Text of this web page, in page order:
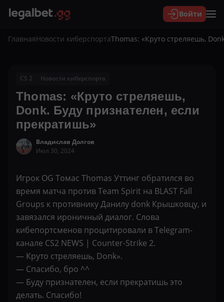
Войти
ГлавнаяНовости киберспортаThomas: «Круто стреляешь,
CS 2 Новости киберспорта
Thomas: «Круто стреляешь,
Donk. Буду признателен, если
прекратишь»
Владислав Долгов
Июл 30, 2024
Игрок OG Томас Thomas Уттинг обратился во
время матча против Team Spirit на BLAST Fall
Groups к противнику Данилу donk Крышковцу, и
завязался ироничный диалог. Слова
кибепортсменов процитировали в Telegram-
канале CS2 NEWS | Counter-Strike 2.
— Круто стреляешь, Donk».
— Спасибо, бро ^^
— Буду признателен, если прекратишь это
делать. Спасибо!